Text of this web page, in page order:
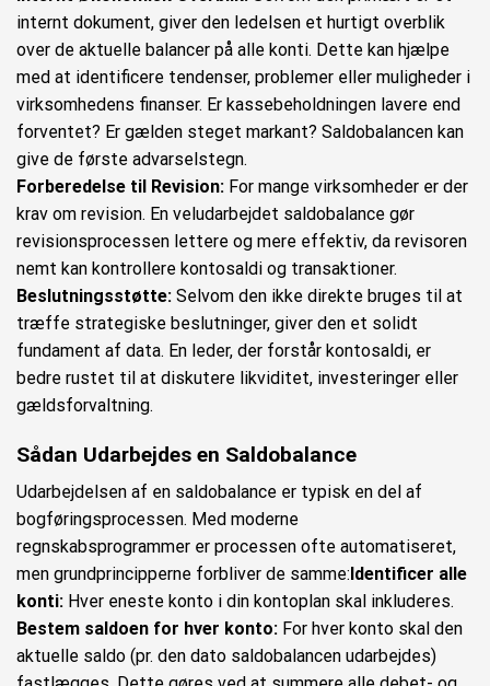
internt dokument, giver den ledelsen et hurtigt overblik
over de aktuelle balancer på alle konti. Dette kan hjælpe
med at identificere tendenser, problemer eller muligheder i
virksomhedens finanser. Er kassebeholdningen lavere end
forventet? Er gælden steget markant? Saldobalancen kan
give de første advarselstegn.
Forberedelse til Revision: For mange virksomheder er der
krav om revision. En veludarbejdet saldobalance gør
revisionsprocessen lettere og mere effektiv, da revisoren
nemt kan kontrollere kontosaldi og transaktioner.
Beslutningsstøtte: Selvom den ikke direkte bruges til at
træffe strategiske beslutninger, giver den et solidt
fundament af data. En leder, der forstår kontosaldi, er
bedre rustet til at diskutere likviditet, investeringer eller
gældsforvaltning.
Sådan Udarbejdes en Saldobalance
Udarbejdelsen af en saldobalance er typisk en del af
bogføringsprocessen. Med moderne
regnskabsprogrammer er processen ofte automatiseret,
men grundprincipperne forbliver de samme:Identificer alle
konti: Hver eneste konto i din kontoplan skal inkluderes.
Bestem saldoen for hver konto: For hver konto skal den
aktuelle saldo (pr. den dato saldobalancen udarbejdes)